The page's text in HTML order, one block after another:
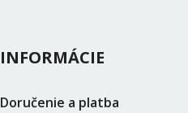
INFORMÁCIE
Doručenie a platba